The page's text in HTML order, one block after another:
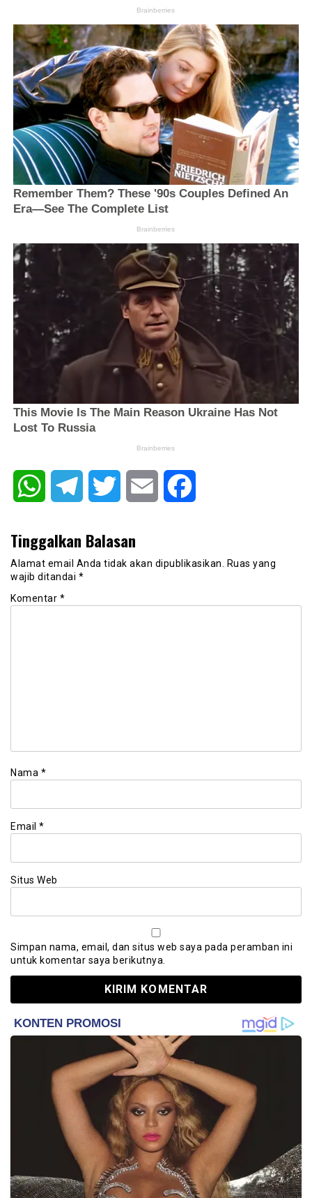
WhatsAppTelegram Twitter Email
Tinggalkan Balasan
Alamat email Anda tidak akan dipublikasikan. Ruas yang
wajib ditandai *
Komentar *
Nama *
Email *
Situs Web
Simpan nama, email, dan situs web saya pada peramban ini
untuk komentar saya berikutnya.